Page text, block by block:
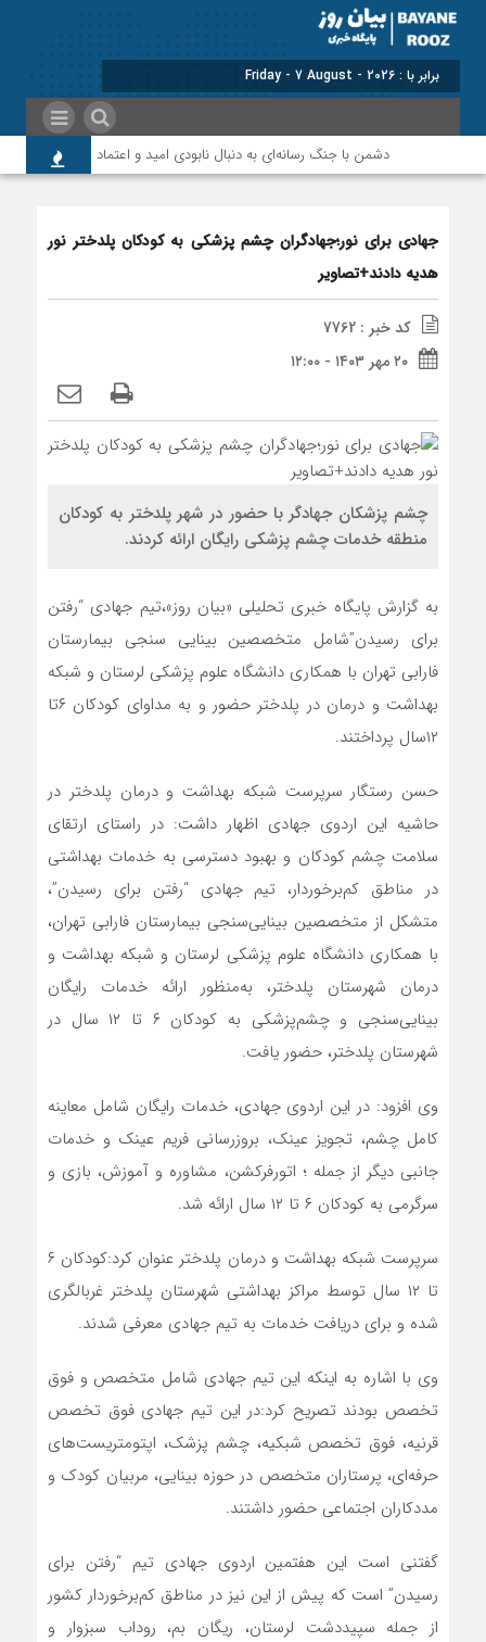
برابر با : Friday - 7 August - 2026
دشمن با جنگ رسانه‌ای به دنبال نابودی امید و اعتماد مردم است
جهادی برای نور؛جهادگران چشم پزشکی به کودکان پلدختر نور
هدیه دادند+تصاویر
کد خبر : 7762
۲۰ مهر ۱۴۰۳ - ۱۲:۰۰
چشم پزشکان جهادگر با حضور در شهر پلدختر به کودکان
منطقه خدمات چشم پزشکی رایگان ارائه کردند.
به گزارش پایگاه خبری تحلیلی «بیان روز»،تیم جهادی “رفتن
برای رسیدن”شامل متخصصین بینایی سنجی بیمارستان
فارابی تهران با همکاری دانشگاه علوم پزشکی لرستان و شبکه
بهداشت و درمان در پلدختر حضور و به مداوای کودکان ۶تا
۱۲سال پرداختند.
حسن رستگار سرپرست شبکه بهداشت و درمان پلدختر در
حاشیه این اردوی جهادی اظهار داشت: در راستای ارتقای
سلامت چشم کودکان و بهبود دسترسی به خدمات بهداشتی
در مناطق کم‌برخوردار، تیم جهادی “رفتن برای رسیدن”،
متشکل از متخصصین بینایی‌سنجی بیمارستان فارابی تهران،
با همکاری دانشگاه علوم پزشکی لرستان و شبکه بهداشت و
درمان شهرستان پلدختر، به‌منظور ارائه خدمات رایگان
بینایی‌سنجی و چشم‌پزشکی به کودکان ۶ تا ۱۲ سال در
شهرستان پلدختر، حضور یافت.
وی افزود: در این اردوی جهادی، خدمات رایگان شامل معاینه
کامل چشم، تجویز عینک، بروزرسانی فریم عینک و خدمات
جانبی دیگر از جمله ؛ اتورفرکشن، مشاوره و آموزش، بازی و
سرگرمی به کودکان ۶ تا ۱۲ سال ارائه شد.
سرپرست شبکه بهداشت و درمان پلدختر عنوان کرد:کودکان ۶
تا ۱۲ سال توسط مراکز بهداشتی شهرستان پلدختر غربالگری
شده و برای دریافت خدمات به تیم جهادی معرفی شدند.
وی با اشاره به اینکه این تیم جهادی شامل متخصص و فوق
تخصص بودند تصریح کرد:در این تیم جهادی فوق تخصص
قرنیه، فوق تخصص شبکیه، چشم پزشک، اپتومتریست‌های
حرفه‌ای، پرستاران متخصص در حوزه بینایی، مربیان کودک و
مددکاران اجتماعی حضور داشتند.
گفتنی است این هفتمین اردوی جهادی تیم “رفتن برای
رسیدن” است که پیش از این نیز در مناطق کم‌برخوردار کشور
از جمله سپیددشت لرستان، ریگان بم، روداب سبزوار و